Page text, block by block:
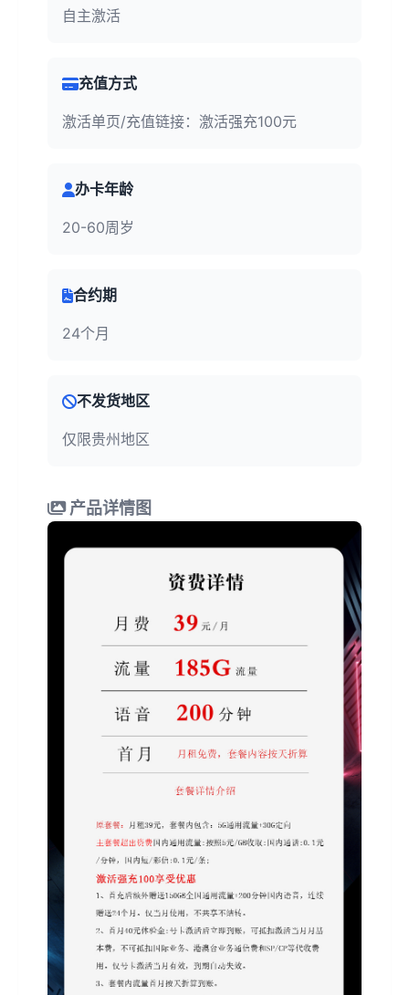
自主激活
充值方式
激活单页/充值链接：激活强充100元
办卡年龄
20-60周岁
合约期
24个月
不发货地区
仅限贵州地区
产品详情图